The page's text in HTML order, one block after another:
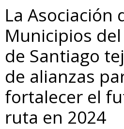
La Asociación
Municipios
de Santiago
de alianzas
fortalecer el
ruta en 2024